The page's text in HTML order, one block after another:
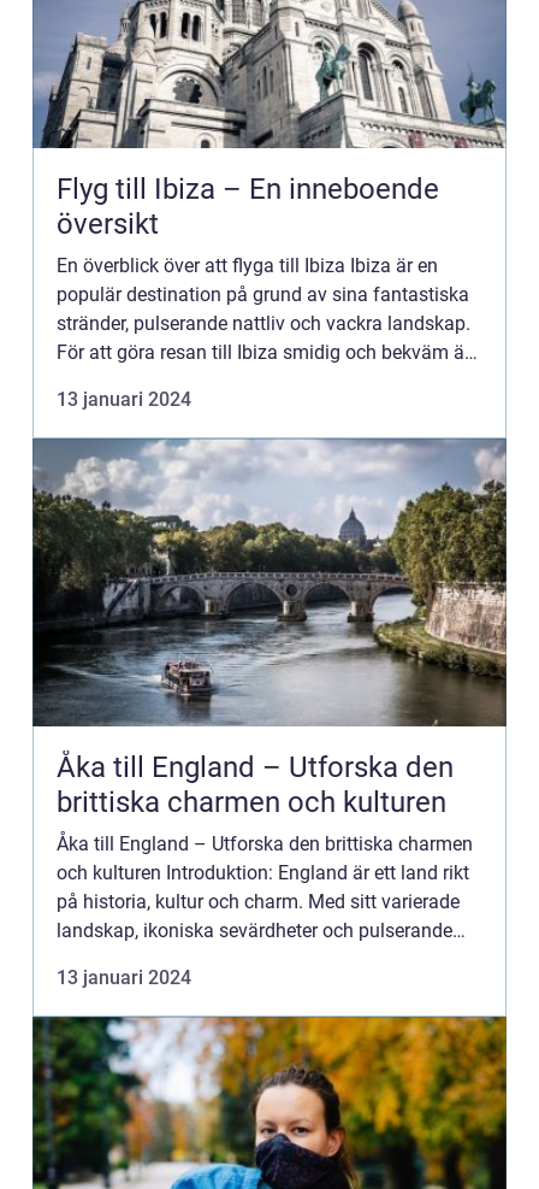
Flyg till Ibiza – En inneboende
översikt
En överblick över att flyga till Ibiza Ibiza är en
populär destination på grund av sina fantastiska
stränder, pulserande nattliv och vackra landskap.
För att göra resan till Ibiza smidig och bekväm är
13 januari 2024
Åka till England – Utforska den
brittiska charmen och kulturen
Åka till England – Utforska den brittiska charmen
och kulturen Introduktion: England är ett land rikt
på historia, kultur och charm. Med sitt varierade
landskap, ikoniska sevärdheter och pulserande
13 januari 2024